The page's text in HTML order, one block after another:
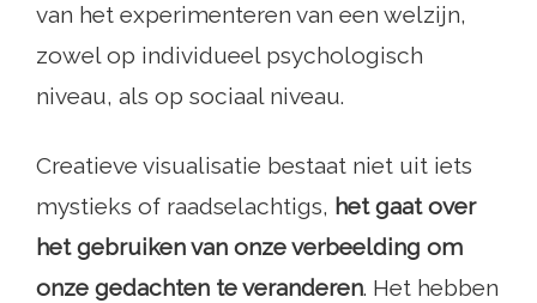
van het experimenteren van een welzijn,
zowel op individueel psychologisch
niveau, als op sociaal niveau.
Creatieve visualisatie bestaat niet uit iets
mystieks of raadselachtigs, het gaat over
het gebruiken van onze verbeelding om
onze gedachten te veranderen. Het hebben